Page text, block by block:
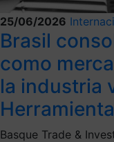
25/06/2026
Brasil
como
la industria
Herramienta
Basque Trade &